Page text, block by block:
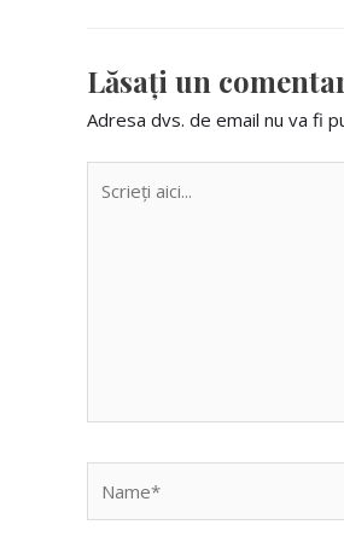
Lăsaţi un
Adresa dvs. de email nu va fi
aici...